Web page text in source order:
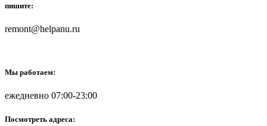
пишите:
remont@helpanu.ru
Мы работаем:
ежедневно 07:00-23:00
Посмотреть адреса: